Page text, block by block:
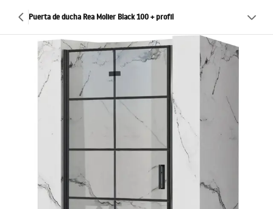
Puerta de ducha Rea Molier Black 100 + profil